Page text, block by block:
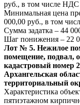
руб., в том числе НДС
Минимальная цена
000,00 руб., в том
Сумма задатка – 44
Шаг понижения – 22
Лот № 5. Нежилое
помещение, подвал,
кадастровый номер
Архангельская
территориальный
Характеристика
пятиэтажном